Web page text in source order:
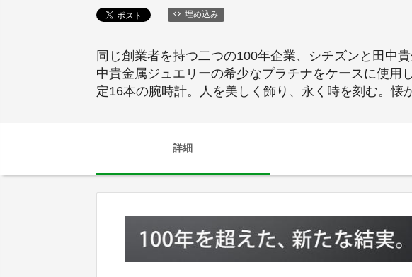
埋め込み
同じ創業者を持つ二つの100年企業、シチズンと田中
中貴金属ジュエリーの希少なプラチナをケースに使用
定16本の腕時計。人を美しく飾り、永く時を刻む。懐
詳細